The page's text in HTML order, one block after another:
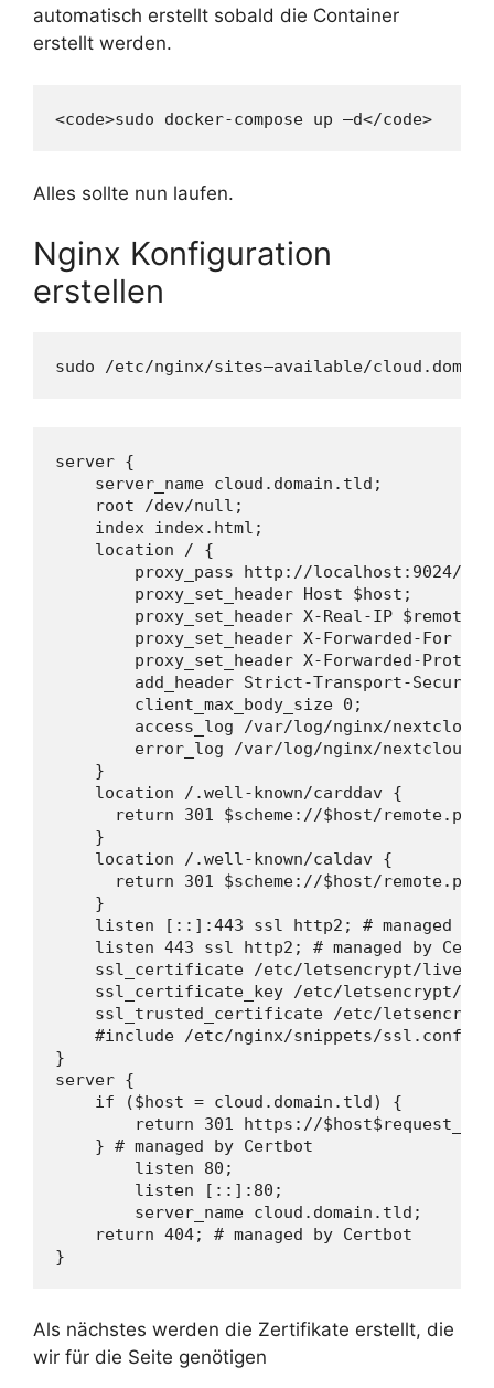
automatisch erstellt sobald die Container
erstellt werden.
<code>sudo docker-compose up –d</code>
Alles sollte nun laufen.
Nginx Konfiguration
erstellen
server {
    server_name cloud.domain.tld;
    root /dev/null;
    index index.html;
    location / {
        proxy_pass http://localhost:9024/;
        proxy_set_header Host $host;
proxy_set_header X-Real-IP
proxy_set_header X-Forwarded-For
proxy_set_header X-Forwarded-Proto
add_header Strict-Transport-
        client_max_body_size 0;
access_log /var/log/nginx/
error_log /var/log/nginx/
    }
    location /.well-known/carddav {
return 301 $scheme://$host/
    }
    location /.well-known/caldav {
return 301 $scheme://$host/
    }
listen [::]:443 ssl http2; # managed by
listen 443 ssl http2; # managed by
ssl_certificate /etc/letsencrypt/live/
ssl_certificate_key /etc/letsencrypt/
ssl_trusted_certificate /etc/
    #include /etc/nginx/snippets/ssl.conf;
}
server {
    if ($host = cloud.domain.tld) {
return 301 https://
    } # managed by Certbot
        listen 80;
        listen [::]:80;
        server_name cloud.domain.tld;
    return 404; # managed by Certbot
}
Als nächstes werden die Zertifikate erstellt, die
wir für die Seite genötigen